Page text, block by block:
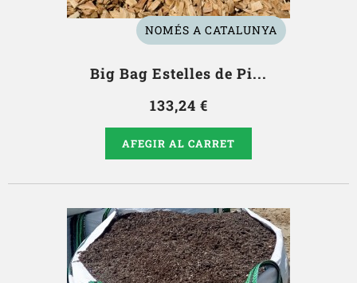
NOMÉS A CATALUNYA
Big Bag Estelles de Pi...
133,24 €
AFEGIR AL CARRET